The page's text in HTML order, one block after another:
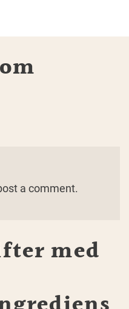
a comment.
med